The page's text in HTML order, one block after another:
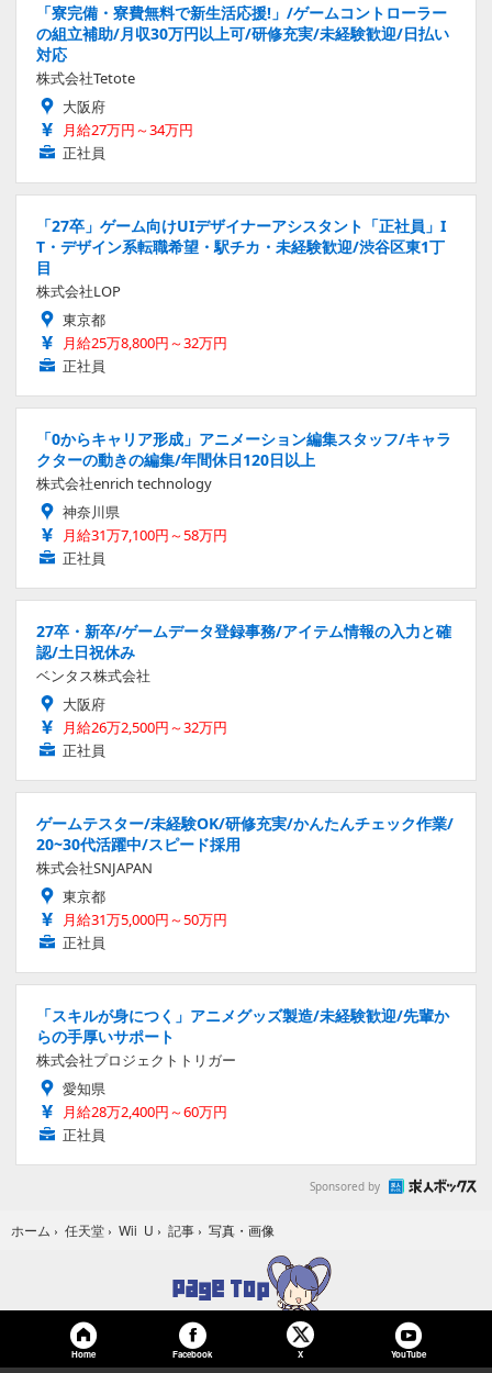
「寮完備・寮費無料で新生活応援!」/ゲームコントローラー
の組立補助/月収30万円以上可/研修充実/未経験歓迎/日払い
対応
株式会社Tetote
大阪府
月給27万円～34万円
正社員
「27卒」ゲーム向けUIデザイナーアシスタント「正社員」I
T・デザイン系転職希望・駅チカ・未経験歓迎/渋谷区東1丁
目
株式会社LOP
東京都
月給25万8,800円～32万円
正社員
「0からキャリア形成」アニメーション編集スタッフ/キャラ
クターの動きの編集/年間休日120日以上
株式会社enrich technology
神奈川県
月給31万7,100円～58万円
正社員
27卒・新卒/ゲームデータ登録事務/アイテム情報の入力と確
認/土日祝休み
ベンタス株式会社
大阪府
月給26万2,500円～32万円
正社員
ゲームテスター/未経験OK/研修充実/かんたんチェック作業/
20~30代活躍中/スピード採用
株式会社SNJAPAN
東京都
月給31万5,000円～50万円
正社員
「スキルが身につく」アニメグッズ製造/未経験歓迎/先輩か
らの手厚いサポート
株式会社プロジェクトトリガー
愛知県
月給28万2,400円～60万円
正社員
Sponsored by
ホーム › 任天堂 › Wii U › 記事 › 写真・画像
Home Facebook X YouTube